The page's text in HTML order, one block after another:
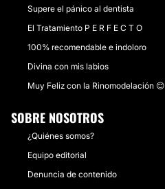
Supere el pánico al dentista
El Tratamiento P E R F E C T O
100% recomendable e indoloro
Divina con mis labios
Muy Feliz con la Rinomodelación 😊
SOBRE NOSOTROS
¿Quiénes somos?
Equipo editorial
Denuncia de contenido